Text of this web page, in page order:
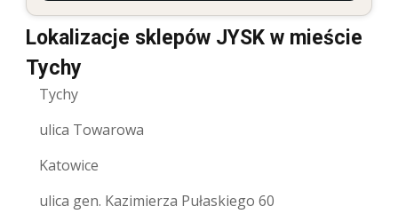
Lokalizacje sklepów JYSK w mieście
Tychy
Tychy
ulica Towarowa
Katowice
ulica gen. Kazimierza Pułaskiego 60